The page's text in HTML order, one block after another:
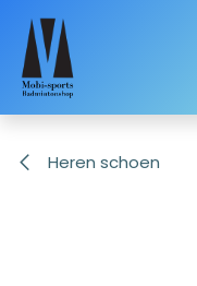
Heren schoen